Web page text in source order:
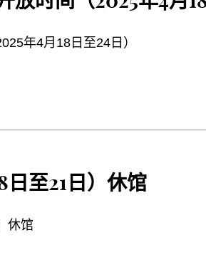
年4月18日至24日）
日至21日）休馆
休馆